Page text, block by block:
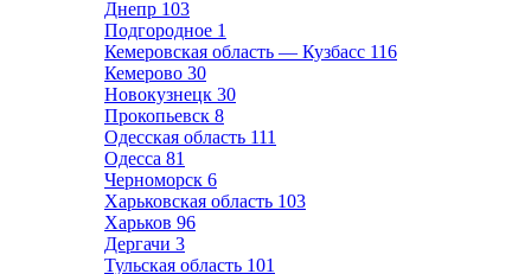
Днепр 103
Подгородное 1
Кемеровская область — Кузбасс 116
Кемерово 30
Новокузнецк 30
Прокопьевск 8
Одесская область 111
Одесса 81
Черноморск 6
Харьковская область 103
Харьков 96
Дергачи 3
Тульская область 101